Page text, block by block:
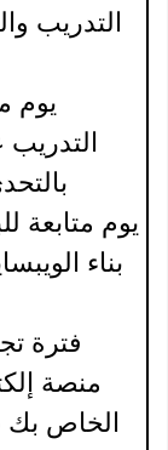
التدريب
بالتحدي
منصة
الخاص بك